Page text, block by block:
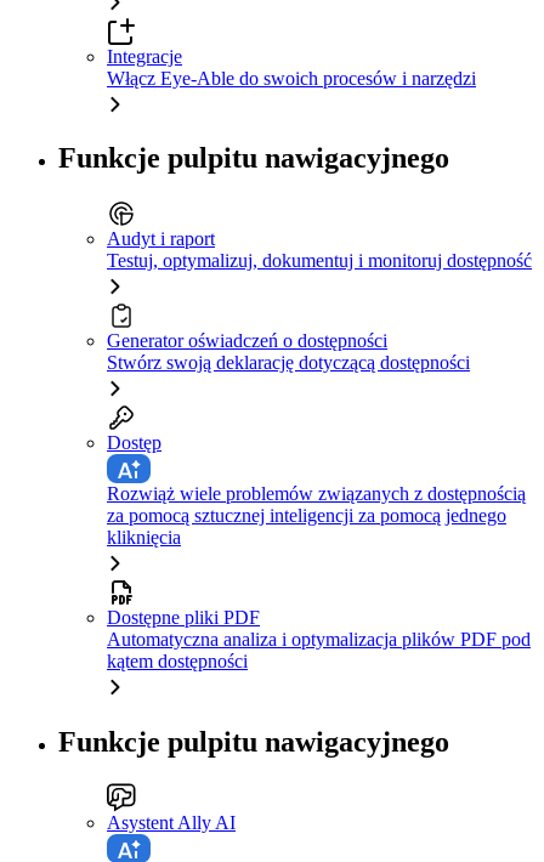
Integracje
Włącz Eye-Able do swoich procesów i narzędzi
Funkcje pulpitu nawigacyjnego
Audyt i raport
Testuj, optymalizuj, dokumentuj i monitoruj dostępność
Generator oświadczeń o dostępności
Stwórz swoją deklarację dotyczącą dostępności
Dostęp
Rozwiąż wiele problemów związanych z dostępnością
za pomocą sztucznej inteligencji za pomocą jednego
kliknięcia
Dostępne pliki PDF
Automatyczna analiza i optymalizacja plików PDF pod
kątem dostępności
Funkcje pulpitu nawigacyjnego
Asystent Ally AI